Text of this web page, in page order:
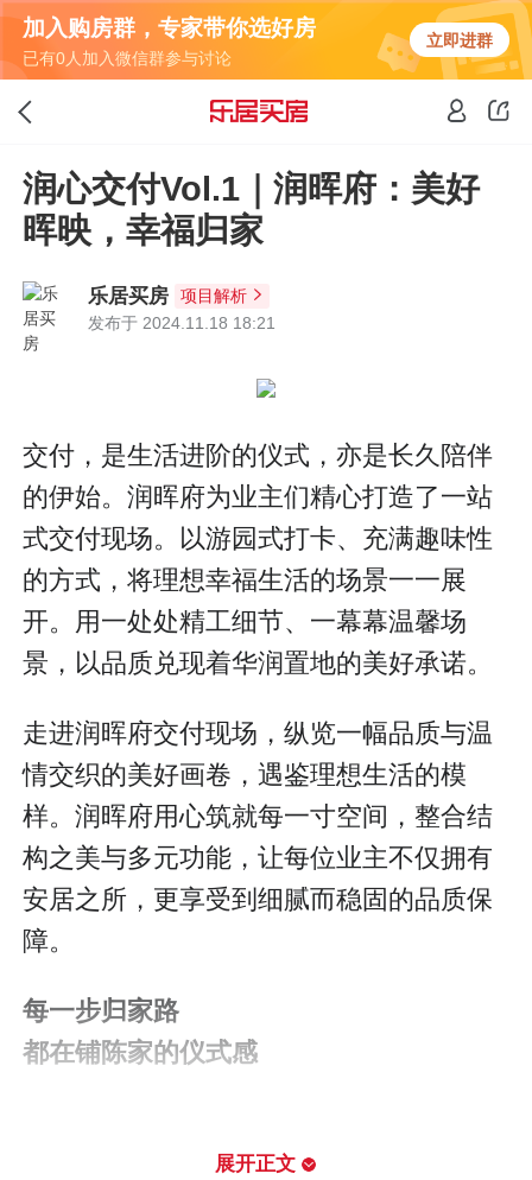
加入购房群，专家带你选好房
已有0人加入微信群参与讨论
立即进群
润心交付Vol.1｜润晖府：美好
晖映，幸福归家
乐居买房
项目解析
发布于 2024.11.18 18:21
交付，是生活进阶的仪式，亦是长久陪伴
的伊始。润晖府为业主们精心打造了一站
式交付现场。以游园式打卡、充满趣味性
的方式，将理想幸福生活的场景一一展
开。用一处处精工细节、一幕幕温馨场
景，以品质兑现着华润置地的美好承诺。
走进润晖府交付现场，纵览一幅品质与温
情交织的美好画卷，遇鉴理想生活的模
样。润晖府用心筑就每一寸空间，整合结
构之美与多元功能，让每位业主不仅拥有
安居之所，更享受到细腻而稳固的品质保
障。
每一步归家路
都在铺陈家的仪式感
计手法的楼体简洁明快，色彩精致淡雅，
展开正文